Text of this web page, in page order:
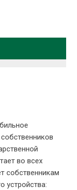
во всех
собственникам
устройства: